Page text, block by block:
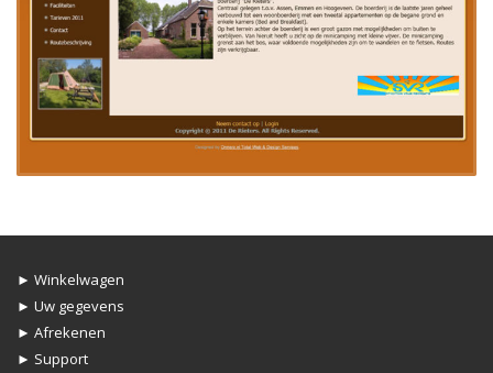
► Winkelwagen
► Uw gegevens
► Afrekenen
► Support